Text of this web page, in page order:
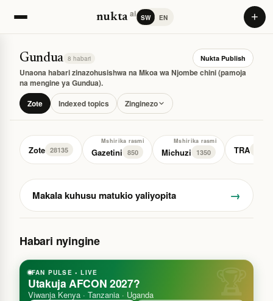
nuktaai SW EN +
Gundua 8 habari Nukta Publish
Unaona habari zinazohusishwa na Mkoa wa Njombe chini (pamoja
na mengine ya Gundua).
Zote
Indexed topics Zinginezo
Zote 28135
Mshirika rasmi
Gazetini 850
Mshirika rasmi
Michuzi 1350 TRA
Makala kuhusu matukio yaliyopita →
Habari nyingine
FAN PULSE • LIVE
Utakuja AFCON 2027?
Viwanja Kenya · Tanzania · Uganda